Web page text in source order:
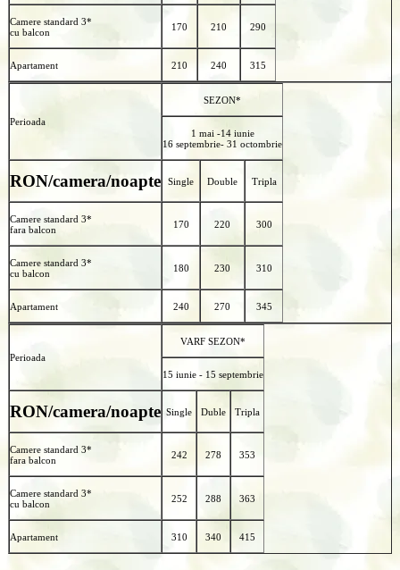
Camere standard 3*
cu balcon
170 210 290
Apartament 210 240 315
Perioada
SEZON*
1 mai -14 iunie
16 septembrie- 31 octombrie
RON/camera/noapte Single Double Tripla
Camere standard 3*
fara balcon
170 220 300
Camere standard 3*
cu balcon
180 230 310
Apartament 240 270 345
Perioada
VARF SEZON*
15 iunie - 15 septembrie
RON/camera/noapte Single Duble Tripla
Camere standard 3*
fara balcon
242 278 353
Camere standard 3*
cu balcon
252 288 363
Apartament 310 340 415